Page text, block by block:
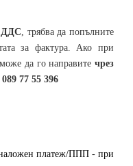
ДДС, трябва да попълните
за фактура. Ако при
да го направитечрез
089 77 55 396
платеж/ППП - при